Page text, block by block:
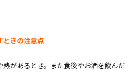
ときの注意点
熱があるとき。また食後やお酒を飲んだ